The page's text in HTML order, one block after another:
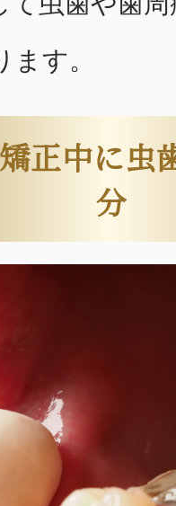
す。
正中に虫
分